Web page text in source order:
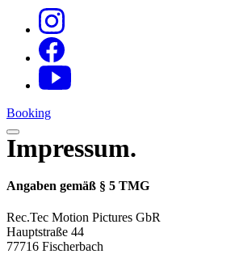
Booking
Impressum.
Angaben gemäß § 5 TMG
Rec.Tec Motion Pictures GbR
Hauptstraße 44
77716 Fischerbach